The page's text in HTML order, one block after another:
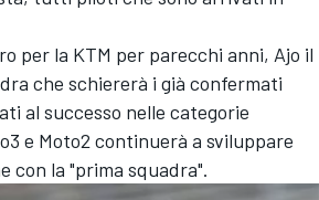
per la KTM per parecchi anni, Ajo il
che schiererà i già confermati
al successo nelle categorie
e Moto2 continuerà a sviluppare
con la "prima squadra".